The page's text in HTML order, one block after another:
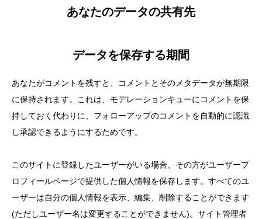
あなたのデータの共有先
データを保存する期間
あなたがコメントを残すと、コメントとそのメタデータが無期限
に保持されます。これは、モデレーションキューにコメントを保
持しておく代わりに、フォローアップのコメントを自動的に認識
し承認できるようにするためです。
このサイトに登録したユーザーがいる場合、その方がユーザープ
ロフィールページで提供した個人情報を保存します。すべてのユ
ーザーは自分の個人情報を表示、編集、削除することができます
(ただしユーザー名は変更することができません)。サイト管理者